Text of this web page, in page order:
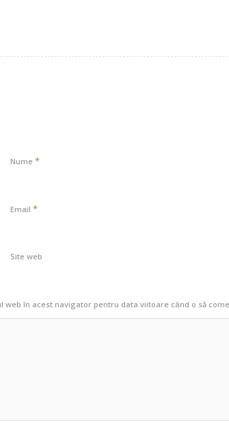
Nume *
Email *
Site web
web în acest navigator pentru data viitoare când o să